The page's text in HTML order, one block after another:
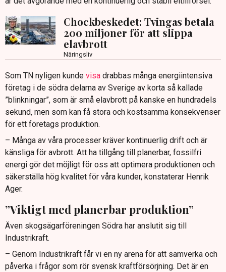
Chockbeskedet: Tvingas betala
200 miljoner för att slippa
elavbrott
Näringsliv
Som TN nyligen kunde visa drabbas många energiintensiva
företag i de södra delarna av Sverige av korta så kallade
”blinkningar”, som är små elavbrott på kanske en hundradels
sekund, men som kan få stora och kostsamma konsekvenser
för ett företags produktion.
– Många av våra processer kräver kontinuerlig drift och är
känsliga för avbrott. Att ha tillgång till planerbar, fossilfri
energi gör det möjligt för oss att optimera produktionen och
säkerställa hög kvalitet för våra kunder, konstaterar Henrik
Ager.
”Viktigt med planerbar produktion”
Även skogsägarföreningen Södra har anslutit sig till
Industrikraft.
– Genom Industrikraft får vi en ny arena för att samverka och
påverka i frågor som rör svensk kraftförsörjning. Det är en